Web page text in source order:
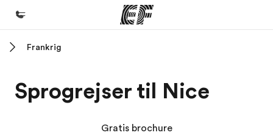
Programmer
Frankrig
Sprogrejser til Nice
Gratis brochure